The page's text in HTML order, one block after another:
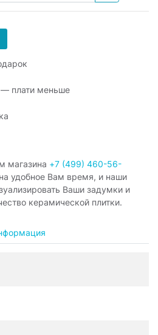
плати меньше
магазина +7 (499) 460-56-
на удобное Вам время, и наши
Ваши задумки и
керамической плитки.